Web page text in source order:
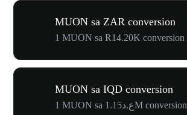
MUON sa ZAR conversion
1 MUON sa R14.20K conversion
MUON sa IQD conversion
1 MUON sa ع.د1.15M conversion